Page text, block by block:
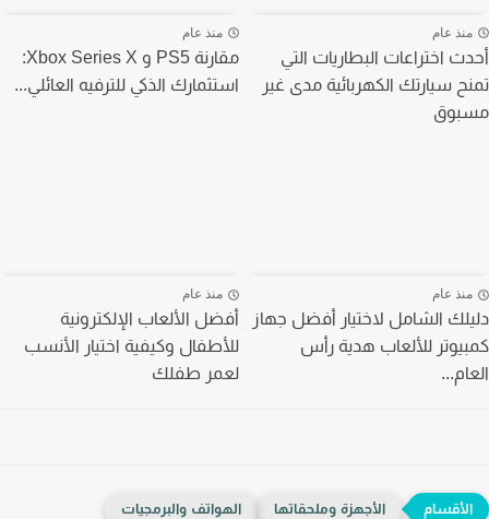
عام
اختراعات البطاريات التي
سيارتك الكهربائية مدى غير
منذ عام
مقارنة PS5 و Xbox Series X:
استثمارك الذكي للترفيه العائلي...
عام
الشامل لاختيار أفضل جهاز
للألعاب هدية رأس
منذ عام
أفضل الألعاب الإلكترونية
للأطفال وكيفية اختيار الأنسب
لعمر طفلك
الأجهزة وملحقاتها الهواتف والبرمجيات